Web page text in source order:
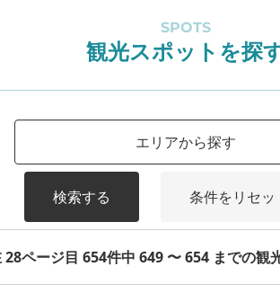
SPOTS
観光スポットを探
エリアから探す
検索する 条件をリセッ
28ページ目 654件中 649 〜 654 までの観